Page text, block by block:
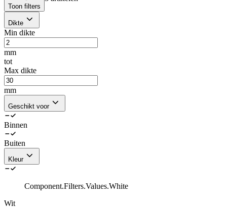
Toon filters
Dikte
Min dikte
mm
tot
Max dikte
mm
Geschikt voor
Binnen
Buiten
Kleur
Component.Filters.Values.White
Wit